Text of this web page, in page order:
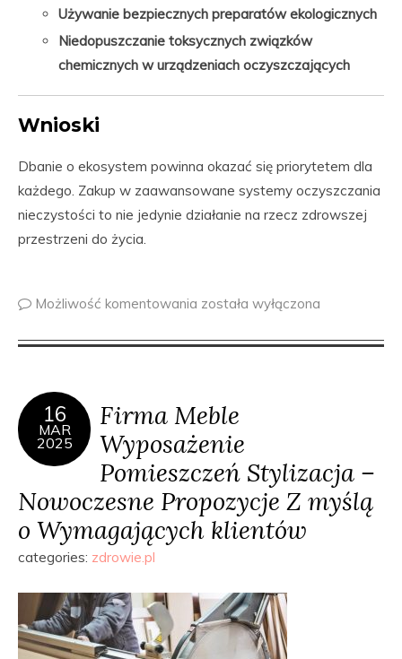
Używanie bezpiecznych preparatów ekologicznych
Niedopuszczanie toksycznych związków
chemicznych w urządzeniach oczyszczających
Wnioski
Dbanie o ekosystem powinna okazać się priorytetem dla
każdego. Zakup w zaawansowane systemy oczyszczania
nieczystości to nie jedynie działanie na rzecz zdrowszej
przestrzeni do życia.
Możliwość komentowania została wyłączona
16
MAR
2025
Firma Meble
Wyposażenie
Pomieszczeń Stylizacja –
Nowoczesne Propozycje Z myślą
o Wymagających klientów
categories: zdrowie.pl